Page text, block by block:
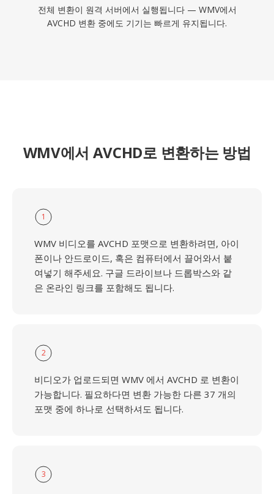
전체 변환이 원격 서버에서 실행됩니다 — WMV에서
AVCHD 변환 중에도 기기는 빠르게 유지됩니다.
WMV에서 AVCHD로 변환하는 방법
1
WMV 비디오를 AVCHD 포맷으로 변환하려면, 아이
폰이나 안드로이드, 혹은 컴퓨터에서 끌어와서 붙
여넣기 해주세요. 구글 드라이브나 드롭박스와 같
은 온라인 링크를 포함해도 됩니다.
2
비디오가 업로드되면 WMV 에서 AVCHD 로 변환이
가능합니다. 필요하다면 변환 가능한 다른 37 개의
포맷 중에 하나로 선택하셔도 됩니다.
3